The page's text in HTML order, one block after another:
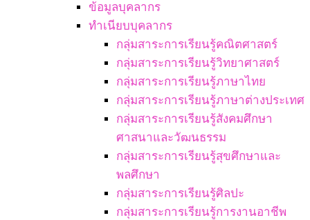
ข้อมูลบุคลากร
ทำเนียบบุคลากร
กลุ่มสาระการเรียนรู้คณิตศาสตร์
กลุ่มสาระการเรียนรู้วิทยาศาสตร์
กลุ่มสาระการเรียนรู้ภาษาไทย
กลุ่มสาระการเรียนรู้ภาษาต่างประเทศ
กลุ่มสาระการเรียนรู้สังคมศึกษา
ศาสนาและวัฒนธรรม
กลุ่มสาระการเรียนรู้สุขศึกษาและ
พลศึกษา
กลุ่มสาระการเรียนรู้ศิลปะ
กลุ่มสาระการเรียนรู้การงานอาชีพ